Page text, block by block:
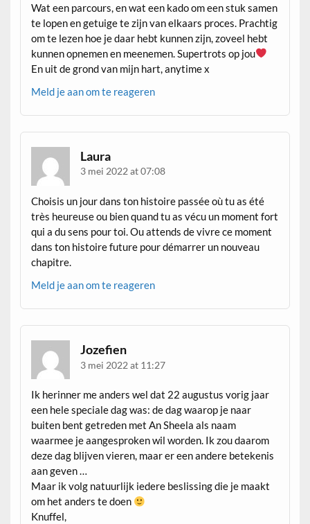
Wat een parcours, en wat een kado om een stuk samen
te lopen en getuige te zijn van elkaars proces. Prachtig
om te lezen hoe je daar hebt kunnen zijn, zoveel hebt
kunnen opnemen en meenemen. Supertrots op jou
En uit de grond van mijn hart, anytime x
Meld je aan om te reageren
Laura
3 mei 2022 at 07:08
Choisis un jour dans ton histoire passée où tu as été
très heureuse ou bien quand tu as vécu un moment fort
qui a du sens pour toi. Ou attends de vivre ce moment
dans ton histoire future pour démarrer un nouveau
chapitre.
Meld je aan om te reageren
Jozefien
3 mei 2022 at 11:27
Ik herinner me anders wel dat 22 augustus vorig jaar
een hele speciale dag was: de dag waarop je naar
buiten bent getreden met An Sheela als naam
waarmee je aangesproken wil worden. Ik zou daarom
deze dag blijven vieren, maar er een andere betekenis
aan geven …
Maar ik volg natuurlijk iedere beslissing die je maakt
om het anders te doen
Knuffel,